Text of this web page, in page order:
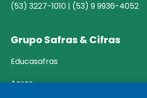
(53) 3227-1010 | (53) 9 9936-4052
Grupo Safras & Cifras
Educasafras
Acres